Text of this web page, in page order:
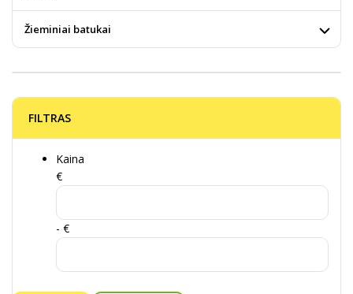
Žieminiai batukai
FILTRAS
Kaina
€
- €